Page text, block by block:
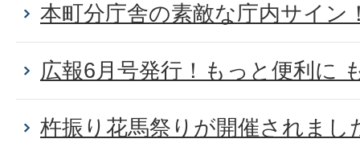
本町分庁舎の素敵な庁内サイン
広報6月号発行！もっと便利に
杵振り花馬祭りが開催されまし